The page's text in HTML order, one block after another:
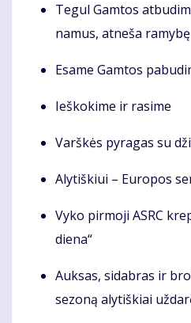
Te­gul Gam­tos
na­mus, at­ne­ša ra­my­bę
Esa­me Gam­tos
Ieš­ko­ki­me ir ra­si­me
Varškės pyragas su
Aly­tiš­kiui – Eu­ro­pos
Vy­ko pir­mo­ji ASRC
die­na“
Auksas, sidabras ir
se­zo­ną aly­tiš­kiai